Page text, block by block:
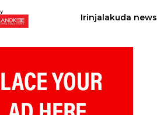
Irinjalakuda news